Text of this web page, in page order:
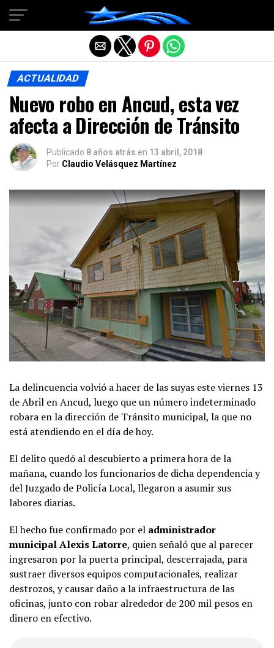
ACTUALIDAD
Nuevo robo en Ancud, esta vez
afecta a Dirección de Tránsito
Publicado 8 años atrás en 13 abril, 2018
Por Claudio Velásquez Martínez
La delincuencia volvió a hacer de las suyas este viernes 13
de Abril en Ancud, luego que un número indeterminado
robara en la dirección de Tránsito municipal, la que no
está atendiendo en el día de hoy.
El delito quedó al descubierto a primera hora de la
mañana, cuando los funcionarios de dicha dependencia y
del Juzgado de Policía Local, llegaron a asumir sus
labores diarias.
El hecho fue confirmado por el administrador
municipal Alexis Latorre, quien señaló que al parecer
ingresaron por la puerta principal, descerrajada, para
sustraer diversos equipos computacionales, realizar
destrozos, y causar daño a la infraestructura de las
oficinas, junto con robar alrededor de 200 mil pesos en
dinero en efectivo.
Salir de la versión móvil